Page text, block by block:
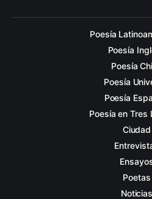
Poesía
Poesía
Poesía
Poesía
Poesía
Poesía en Tres
Ciudad
Poetas
Noticias